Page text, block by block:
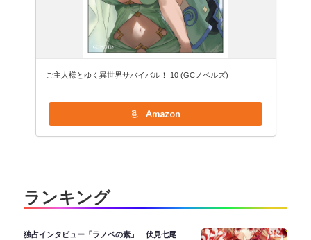
ご主人様とゆく異世界サバイバル！ 10 (GCノベルズ)
Amazon
ランキング
独占インタビュー「ラノベの素」 伏見七尾